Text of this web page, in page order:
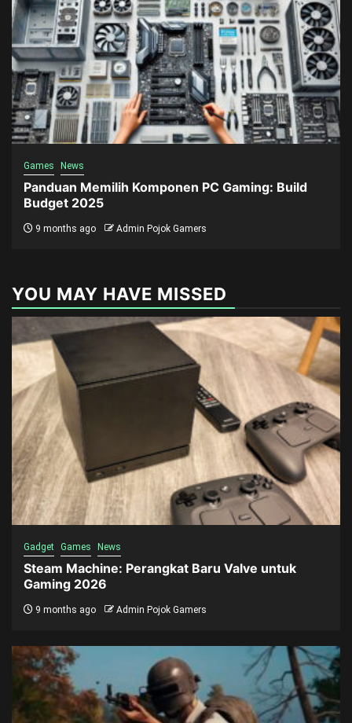
Games News
Panduan Memilih Komponen PC Gaming: Build
Budget 2025
9 months ago Admin Pojok Gamers
YOU MAY HAVE MISSED
Gadget Games News
Steam Machine: Perangkat Baru Valve untuk
Gaming 2026
9 months ago Admin Pojok Gamers